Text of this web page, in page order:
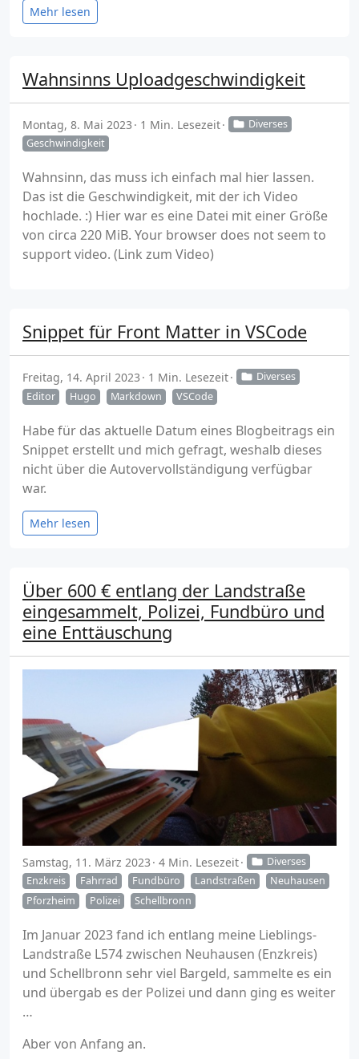
Mehr lesen
Wahnsinns Uploadgeschwindigkeit
Montag, 8. Mai 2023 1 Min. Lesezeit
Diverses
Geschwindigkeit
Wahnsinn, das muss ich einfach mal hier lassen.
Das ist die Geschwindigkeit, mit der ich Video
hochlade. :) Hier war es eine Datei mit einer Größe
von circa 220 MiB. Your browser does not seem to
support video. (Link zum Video)
Snippet für Front Matter in VSCode
Freitag, 14. April 2023 1 Min. Lesezeit
Diverses
Editor
Hugo Markdown VSCode
Habe für das aktuelle Datum eines Blogbeitrags ein
Snippet erstellt und mich gefragt, weshalb dieses
nicht über die Autovervollständigung verfügbar
war.
Mehr lesen
Über 600 € entlang der Landstraße
eingesammelt, Polizei, Fundbüro und
eine Enttäuschung
Samstag, 11. März 2023 4 Min. Lesezeit
Diverses
Enzkreis
Fahrrad Fundbüro Landstraßen
Neuhausen
Pforzheim
Polizei Schellbronn
Im Januar 2023 fand ich entlang meine Lieblings-
Landstraße L574 zwischen Neuhausen (Enzkreis)
und Schellbronn sehr viel Bargeld, sammelte es ein
und übergab es der Polizei und dann ging es weiter
…
Aber von Anfang an.